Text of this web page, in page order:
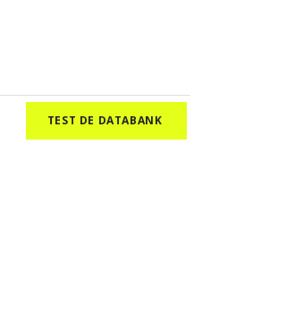
TEST DE DATABANK